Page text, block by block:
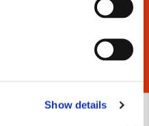
Show details
verlanglijst
Cadeaukiezer